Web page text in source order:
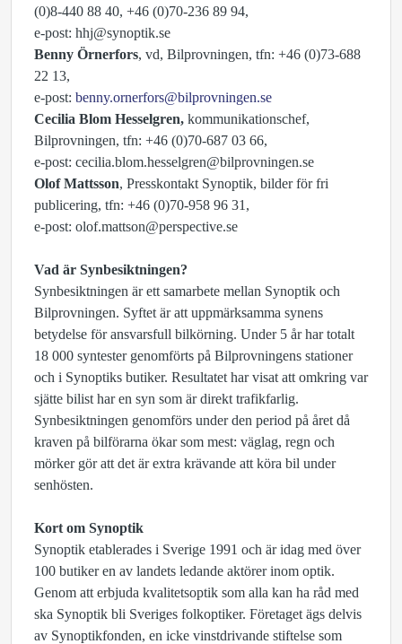
(0)8-440 88 40, +46 (0)70-236 89 94,
e-post: hhj@synoptik.se
Benny Örnerfors, vd, Bilprovningen, tfn: +46 (0)73-688
22 13,
e-post: benny.ornerfors@bilprovningen.se
Cecilia Blom Hesselgren, kommunikationschef,
Bilprovningen, tfn: +46 (0)70-687 03 66,
e-post: cecilia.blom.hesselgren@bilprovningen.se
Olof Mattsson, Presskontakt Synoptik, bilder för fri
publicering, tfn: +46 (0)70-958 96 31,
e-post: olof.mattson@perspective.se
Vad är Synbesiktningen?
Synbesiktningen är ett samarbete mellan Synoptik och
Bilprovningen. Syftet är att uppmärksamma synens
betydelse för ansvarsfull bilkörning. Under 5 år har totalt
18 000 syntester genomförts på Bilprovningens stationer
och i Synoptiks butiker. Resultatet har visat att omkring var
sjätte bilist har en syn som är direkt trafikfarlig.
Synbesiktningen genomförs under den period på året då
kraven på bilförarna ökar som mest: väglag, regn och
mörker gör att det är extra krävande att köra bil under
senhösten.
Kort om Synoptik
Synoptik etablerades i Sverige 1991 och är idag med över
100 butiker en av landets ledande aktörer inom optik.
Genom att erbjuda kvalitetsoptik som alla kan ha råd med
ska Synoptik bli Sveriges folkoptiker. Företaget ägs delvis
av Synoptikfonden, en icke vinstdrivande stiftelse som